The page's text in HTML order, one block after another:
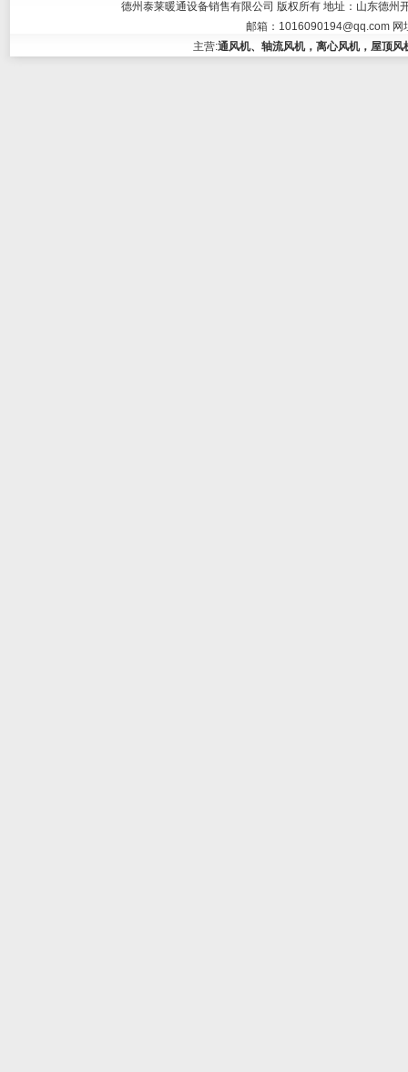
德州泰莱暖通设备销售有限公司 版权所有 地址：山东德
邮箱： 1016090194@qq.com网
主营:通风机、轴流风机，离心风机，屋顶